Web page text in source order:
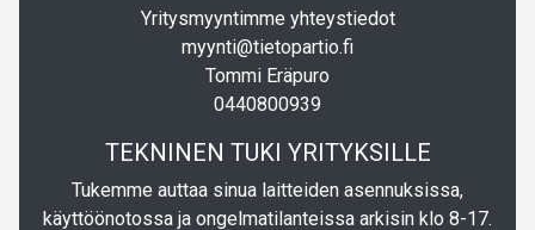
Yritysmyyntimme yhteystiedot
myynti@tietopartio.fi
Tommi Eräpuro
0440800939
TEKNINEN TUKI YRITYKSILLE
Tukemme auttaa sinua laitteiden asennuksissa,
käyttöönotossa ja ongelmatilanteissa arkisin klo 8-17.